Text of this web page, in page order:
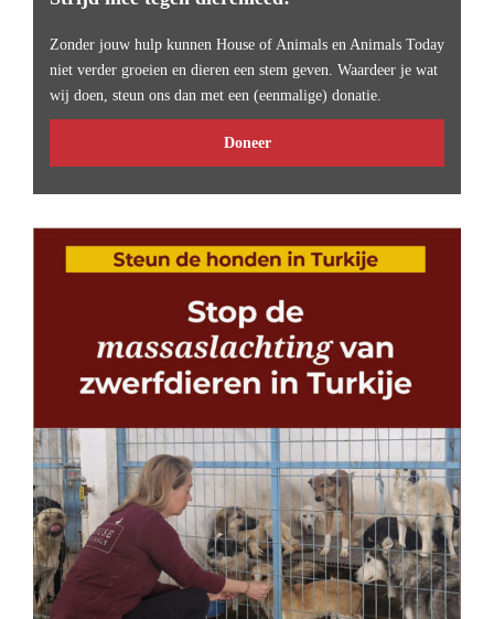
Zonder jouw hulp kunnen House of Animals en Animals Today
niet verder groeien en dieren een stem geven. Waardeer je wat
wij doen, steun ons dan met een (eenmalige) donatie.
Doneer